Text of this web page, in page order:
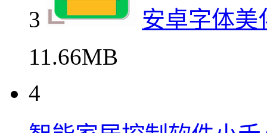
3
安卓字体美
11.66MB
4